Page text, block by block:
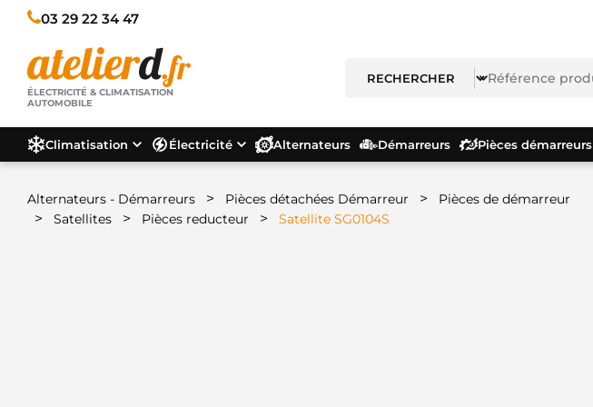
03 29 22 34 47
ÉLECTRICITÉ & CLIMATISATION
AUTOMOBILE
Climatisation Électricité Alternateurs Démarreurs Pièces démarreurs
Alternateurs - Démarreurs > Pièces détachées Démarreur > Pièces de démarreur
> Satellites > Pièces reducteur > Satellite SG0104S